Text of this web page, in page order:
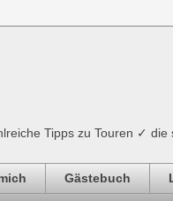
Tipps zu Touren ✓ die
Gästebuch